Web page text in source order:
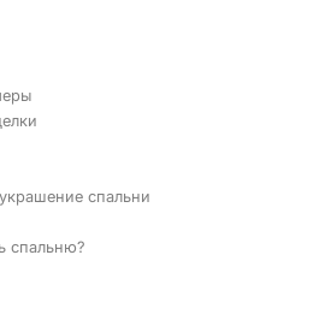
спальни
спальню?